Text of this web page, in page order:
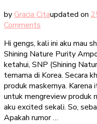
byGracia Citaupdated on
Comments
Nature
Purity
Ampoule
Mask
Review
Hi gengs, kali ini aku mau
Shining Nature Purity
ketahui, SNP (Shining
ternama di Korea. Secara
produk maskernya.
untuk mengreview produk
aku excited sekali. So,
Apakah rumor …